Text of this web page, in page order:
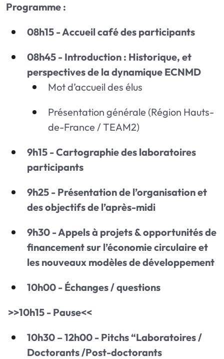
Programme :
08h15 - Accueil café des participants
08h45 - Introduction : Historique, et
perspectives de la dynamique ECNMD
Mot d’accueil des élus
Présentation générale (Région Hauts-
de-France / TEAM2)
9h15 - Cartographie des laboratoires
participants
9h25 - Présentation de l’organisation et
des objectifs de l’après-midi
9h30 - Appels à projets & opportunités de
financement sur l’économie circulaire et
les nouveaux modèles de développement
10h00 - Échanges / questions
>>10h15 - Pause<<
10h30 – 12h00 - Pitchs “Laboratoires /
Doctorants /Post-doctorants